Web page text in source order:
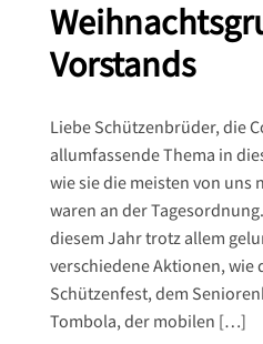
Vorstands
Liebe Schützenbrüder, die
allumfassende Thema in
wie sie die meisten von uns
waren an der
diesem Jahr trotz allem
verschiedene Aktionen, wie
Schützenfest, dem
Tombola, der mobilen […]